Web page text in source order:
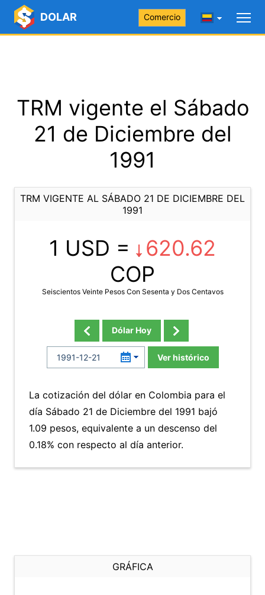
DOLAR Comercio
TRM vigente el Sábado
21 de Diciembre del
1991
TRM VIGENTE AL SÁBADO 21 DE DICIEMBRE DEL
1991
1 USD =
620.62
COP
Seiscientos Veinte Pesos Con Sesenta y Dos Centavos
Dólar Hoy
Ver histórico
La cotización del dólar en Colombia para el
día Sábado 21 de Diciembre del 1991 bajó
1.09 pesos, equivalente a un descenso del
0.18% con respecto al día anterior.
GRÁFICA